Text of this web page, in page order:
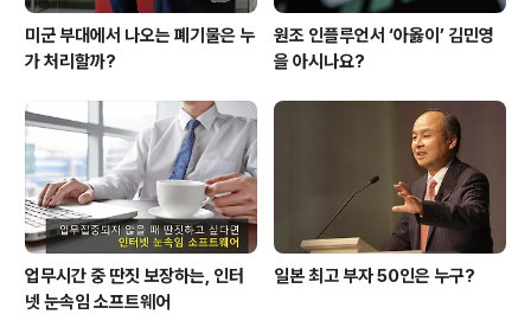
미군 부대에서 나오는 폐기물은 누
가 처리할까?
원조 인플루언서 ‘아옳이’ 김민영
을 아시나요?
업무시간 중 딴짓 보장하는, 인터
넷 눈속임 소프트웨어
일본 최고 부자 50인은 누구?